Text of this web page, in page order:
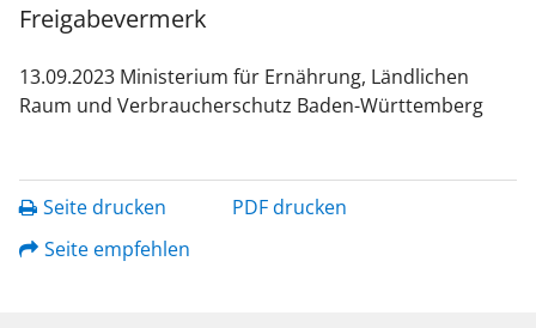
Freigabevermerk
13.09.2023 Ministerium für Ernährung, Ländlichen
Raum und Verbraucherschutz Baden-Württemberg
Seite drucken
PDF drucken
Seite empfehlen